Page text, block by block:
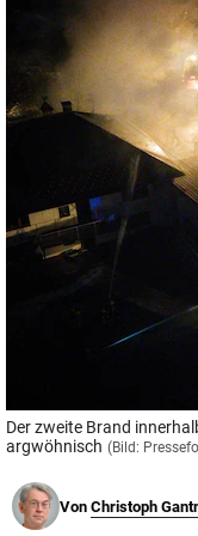
© Krone Multimedia
Muthgasse 2, 1190
Der zweite Brand
argwöhnisch (Bild:
Von Christoph